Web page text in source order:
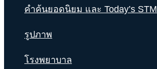
คำค้นยอดนิยม และ Today’s STM
รูปภาพ
โรงพยาบาล